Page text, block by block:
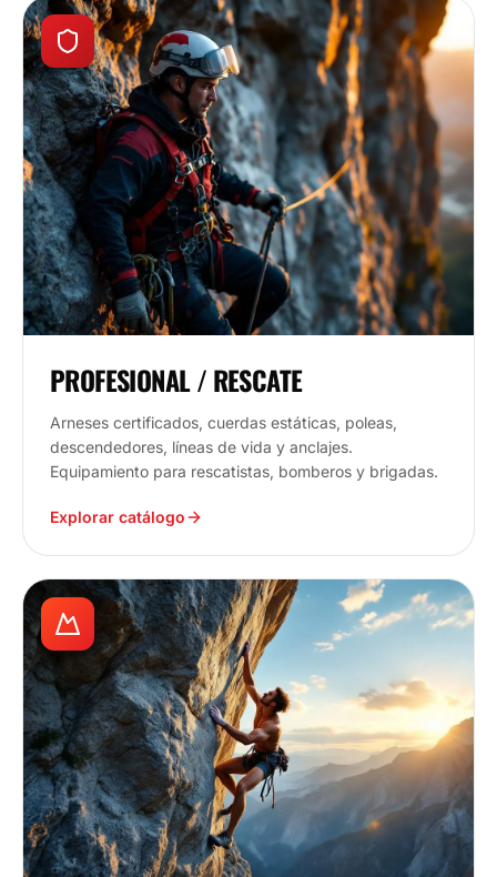
PROFESIONAL / RESCATE
Arneses certificados, cuerdas estáticas, poleas,
descendedores, líneas de vida y anclajes.
Equipamiento para rescatistas, bomberos y brigadas.
Explorar catálogo